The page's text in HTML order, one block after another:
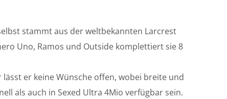
stammt aus der weltbekannten Larcrest
Uno, Ramos und Outside komplettiert sie 8
er keine Wünsche offen, wobei breite und
als auch in Sexed Ultra 4Mio verfügbar sein.